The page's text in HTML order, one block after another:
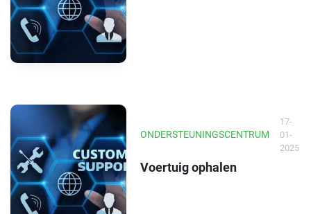
ONDERSTEUNINGSCENTRUM
17-
01-
2025
Voertuig ophalen